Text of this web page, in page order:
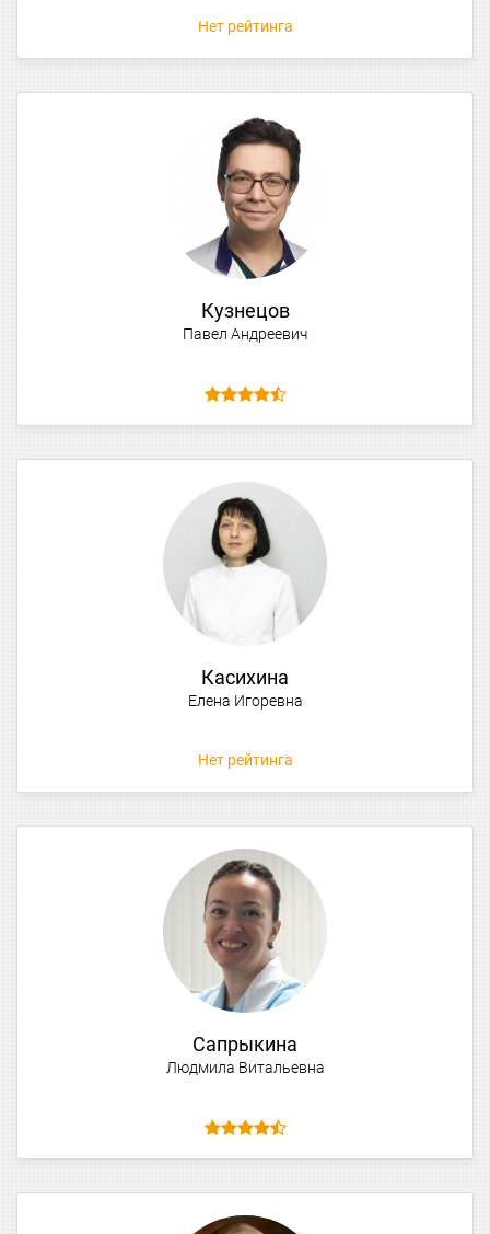
Нет рейтинга
Кузнецов
Павел Андреевич
Касихина
Елена Игоревна
Нет рейтинга
Сапрыкина
Людмила Витальевна